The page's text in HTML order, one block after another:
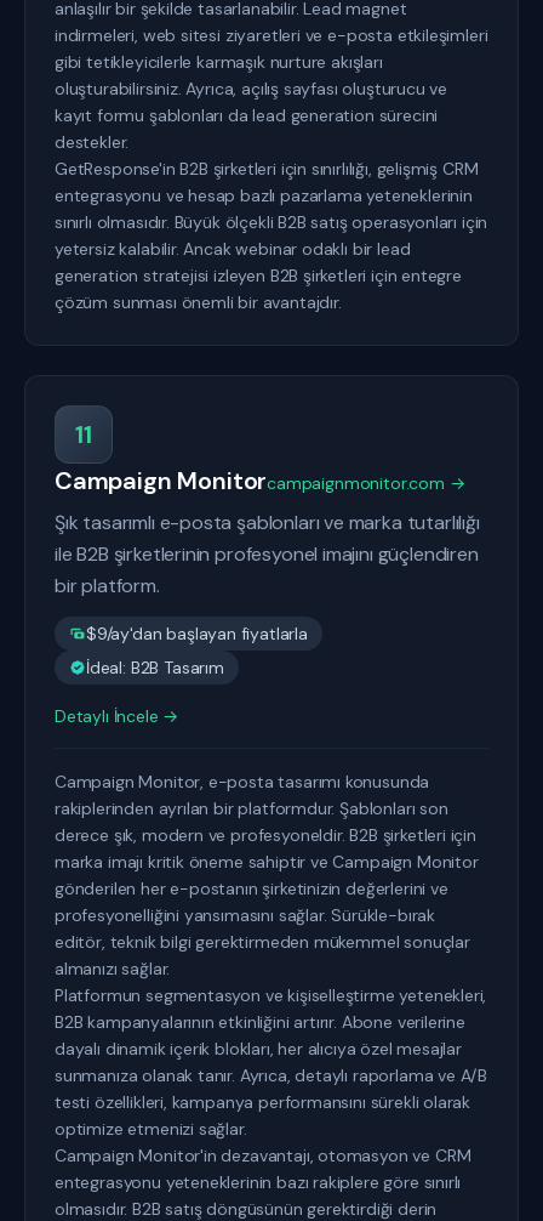
anlaşılır bir şekilde tasarlanabilir. Lead magnet
indirmeleri, web sitesi ziyaretleri ve e-posta etkileşimleri
gibi tetikleyicilerle karmaşık nurture akışları
oluşturabilirsiniz. Ayrıca, açılış sayfası oluşturucu ve
kayıt formu şablonları da lead generation sürecini
destekler.
GetResponse'in B2B şirketleri için sınırlılığı, gelişmiş CRM
entegrasyonu ve hesap bazlı pazarlama yeteneklerinin
sınırlı olmasıdır. Büyük ölçekli B2B satış operasyonları için
yetersiz kalabilir. Ancak webinar odaklı bir lead
generation stratejisi izleyen B2B şirketleri için entegre
çözüm sunması önemli bir avantajdır.
11
Campaign Monitorcampaignmonitor.com →
Şık tasarımlı e-posta şablonları ve marka tutarlılığı
ile B2B şirketlerinin profesyonel imajını güçlendiren
bir platform.
$9/ay'dan başlayan fiyatlarla
İdeal: B2B Tasarım
Detaylı İncele →
Campaign Monitor, e-posta tasarımı konusunda
rakiplerinden ayrılan bir platformdur. Şablonları son
derece şık, modern ve profesyoneldir. B2B şirketleri için
marka imajı kritik öneme sahiptir ve Campaign Monitor
gönderilen her e-postanın şirketinizin değerlerini ve
profesyonelliğini yansımasını sağlar. Sürükle-bırak
editör, teknik bilgi gerektirmeden mükemmel sonuçlar
almanızı sağlar.
Platformun segmentasyon ve kişiselleştirme yetenekleri,
B2B kampanyalarının etkinliğini artırır. Abone verilerine
dayalı dinamik içerik blokları, her alıcıya özel mesajlar
sunmanıza olanak tanır. Ayrıca, detaylı raporlama ve A/B
testi özellikleri, kampanya performansını sürekli olarak
optimize etmenizi sağlar.
Campaign Monitor'in dezavantajı, otomasyon ve CRM
entegrasyonu yeteneklerinin bazı rakiplere göre sınırlı
olmasıdır. B2B satış döngüsünün gerektirdiği derin